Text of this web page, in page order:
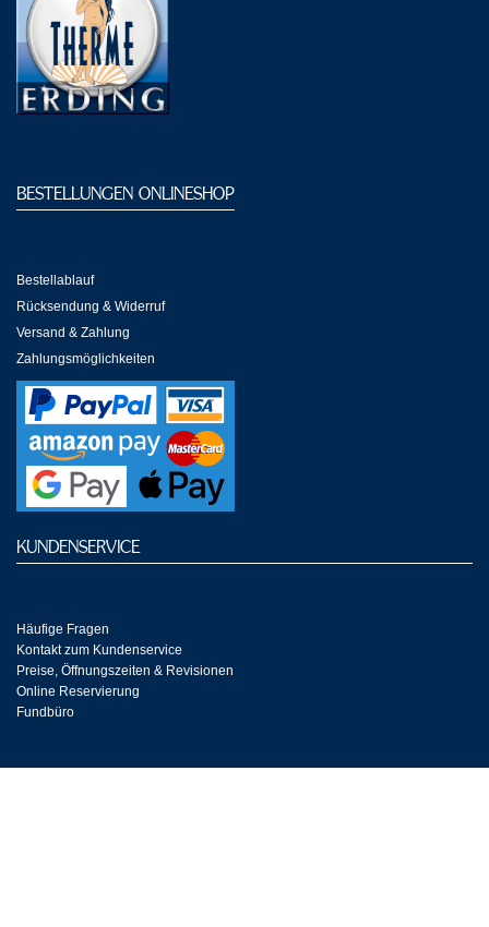
BESTELLUNGEN ONLINESHOP
Bestellablauf
Rücksendung & Widerruf
Versand & Zahlung
Zahlungsmöglichkeiten
KUNDENSERVICE
Häufige Fragen
Kontakt zum Kundenservice
Preise, Öffnungszeiten & Revisionen
Online Reservierung
Fundbüro